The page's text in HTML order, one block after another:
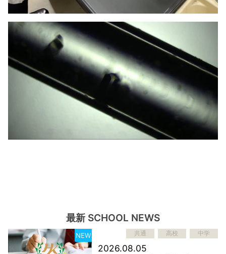
最新 SCHOOL NEWS
NEW 共通 高校 中学
2026.08.05